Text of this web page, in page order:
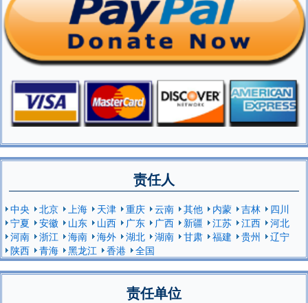
责任人
中央 北京 上海 天津 重庆 云南 其他 内蒙 吉林
四川
宁夏
安徽 山东 山西 广东 广西 新疆 江苏 江西
河北
河南
浙江 海南 海外 湖北 湖南 甘肃 福建 贵州
辽宁
陕西
青海 黑龙江 香港 全国
责任单位